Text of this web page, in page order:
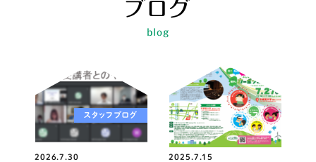
ブログ
blog
スタッフブログ
2026.7.30
ニュース
2025.7.15